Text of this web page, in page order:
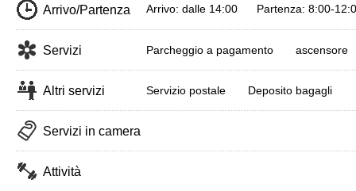
Arrivo/Partenza Arrivo: dalle 14:00 Partenza: 8:00-
Servizi Parcheggio a pagamento ascensore
Altri servizi Servizio postale Deposito bagagli
Servizi in camera
Attività